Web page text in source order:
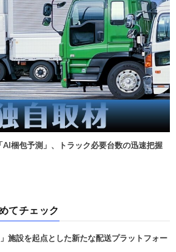
AI梱包予測」、トラック必要台数の迅速把握
てチェック
施設を起点とした新たな配送プラットフォー